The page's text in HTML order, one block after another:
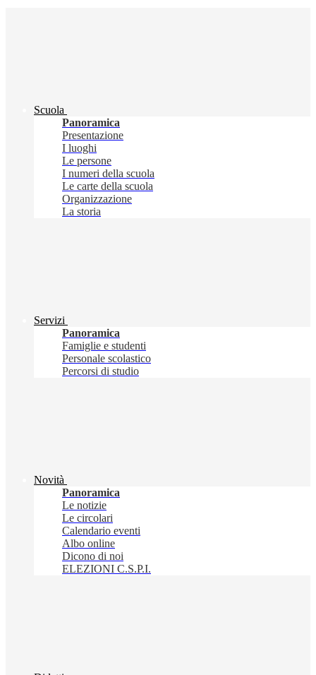
Scuola
Panoramica
Presentazione
I luoghi
Le persone
I numeri della scuola
Le carte della scuola
Organizzazione
La storia
Servizi
Panoramica
Famiglie e studenti
Personale scolastico
Percorsi di studio
Novità
Panoramica
Le notizie
Le circolari
Calendario eventi
Albo online
Dicono di noi
ELEZIONI C.S.P.I.